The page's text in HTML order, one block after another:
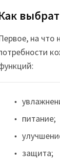
на что
питание;
защита;